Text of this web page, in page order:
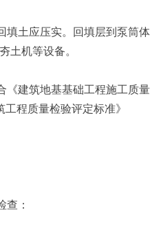
土应压实。回填层到泵筒体
土机等设备。
建筑地基基础工程施工质量
程质量检验评定标准》
：